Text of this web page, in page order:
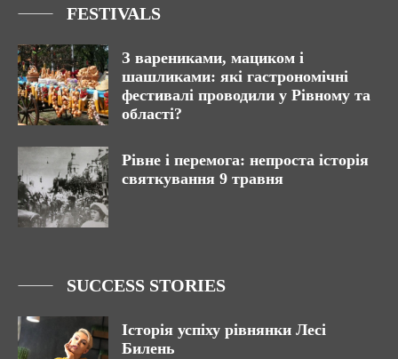
FESTIVALS
З варениками, мациком і
шашликами: які гастрономічні
фестивалі проводили у Рівному та
області?
Рівне і перемога: непроста історія
святкування 9 травня
SUCCESS STORIES
Історія успіху рівнянки Лесі
Билень